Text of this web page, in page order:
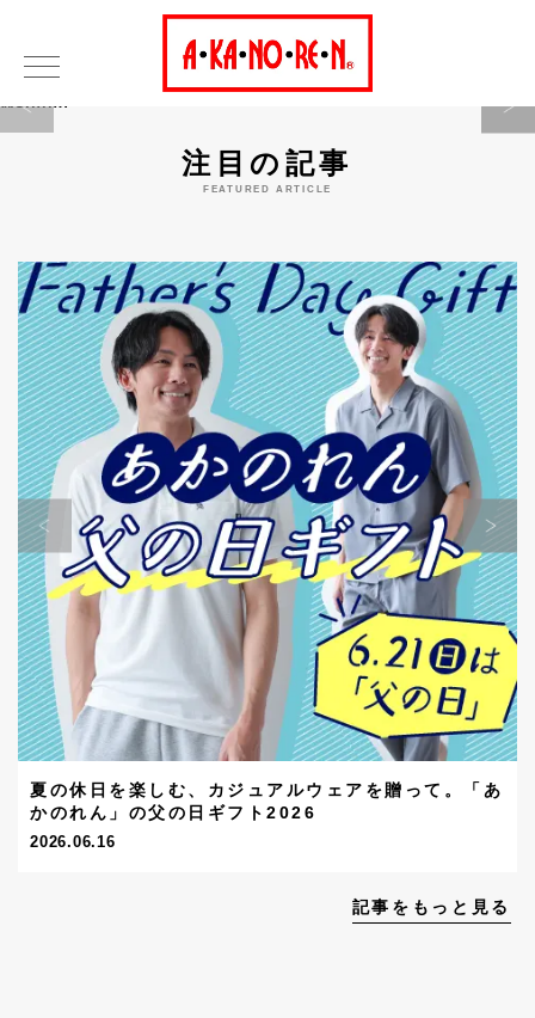
Warning
注目の記事
FEATURED ARTICLE
夏の休日を楽しむ、カジュアルウェアを贈って。「あ
かのれん」の父の日ギフト2026
2026.06.16
記事をもっと見る